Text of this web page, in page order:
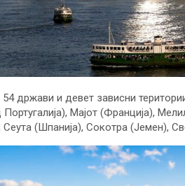
држави и девет зависни
Мајот (Франција),
(Шпанија), Сокотра (Јемен),